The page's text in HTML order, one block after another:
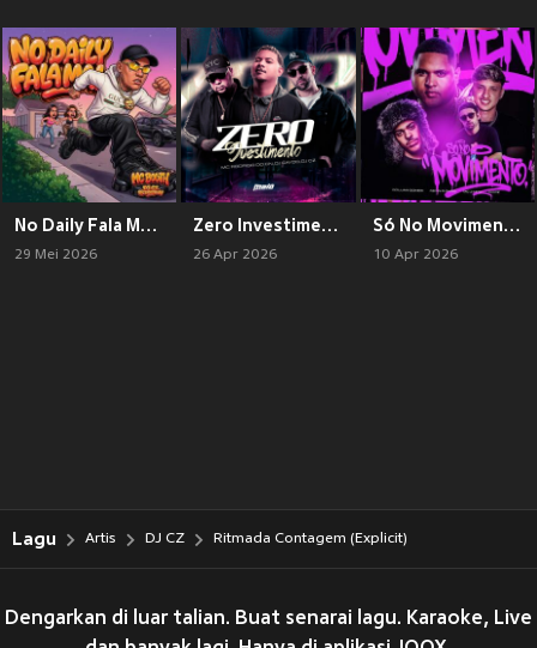
No Daily Fala Mal (Explicit)
29 Mei 2026
Zero Investimento (Explicit)
26 Apr 2026
Só No Movimento
10 Apr 2026
Lagu Artis DJ CZ Ritmada Contagem (Explicit)
Dengarkan di luar talian. Buat senarai lagu. Karaoke, Live